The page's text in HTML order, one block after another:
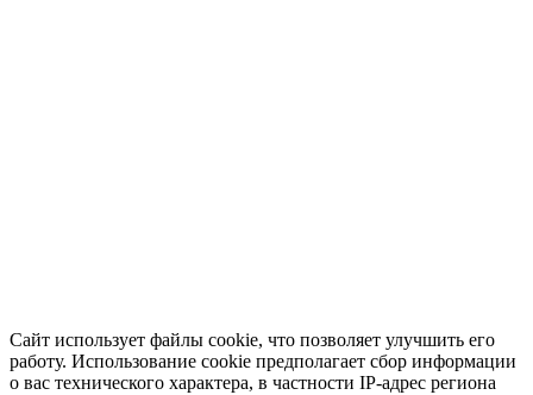
Сайт использует файлы cookie, что позволяет улучшить его
работу. Использование cookie предполагает сбор информации
о вас технического характера, в частности IP-адрес региона